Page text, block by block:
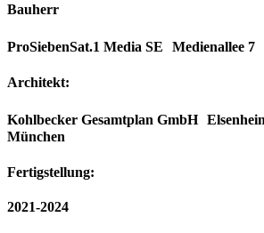
Bauherr
ProSiebenSat.1 Media SE Medienallee
Architekt:
Kohlbecker Gesamtplan GmbH
München
Fertigstellung:
2021-2024